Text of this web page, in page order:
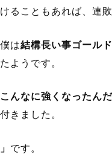
ることもあれば、連
は結構長い事ゴール
ようです。
こんなに強くなったん
きました。
です。